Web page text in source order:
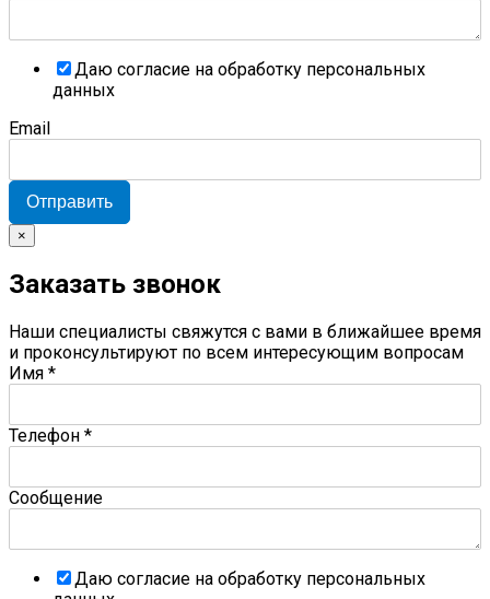
Даю согласие на обработку персональных
данных
Email
Отправить
×
Заказать звонок
Наши специалисты свяжутся с вами в ближайшее время
и проконсультируют по всем интересующим вопросам
Имя *
Телефон *
Сообщение
Даю согласие на обработку персональных